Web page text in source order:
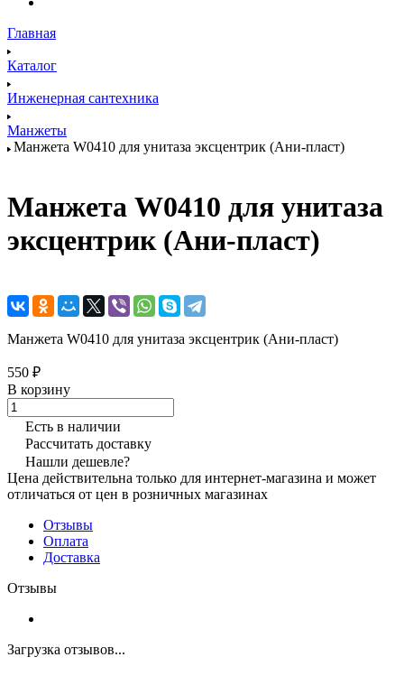
Главная
Каталог
Инженерная сантехника
Манжеты
Манжета W0410 для унитаза эксцентрик (Ани-пласт)
Манжета W0410 для унитаза
эксцентрик (Ани-пласт)
Манжета W0410 для унитаза эксцентрик (Ани-пласт)
550 ₽
В корзину
Есть в наличии
Рассчитать доставку
Нашли дешевле?
Цена действительна только для интернет-магазина и может
отличаться от цен в розничных магазинах
Отзывы
Оплата
Доставка
Отзывы
Загрузка отзывов...